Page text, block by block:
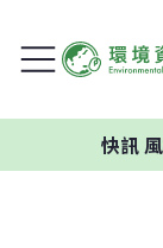
風機